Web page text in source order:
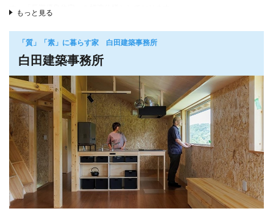
もっと見る
「質」「素」に暮らす家 白田建築事務所
白田建築事務所